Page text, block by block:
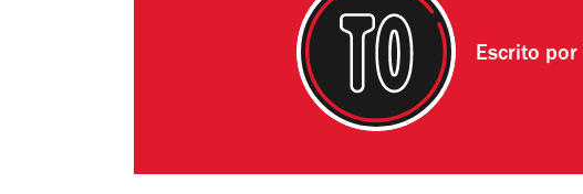
Escrito por